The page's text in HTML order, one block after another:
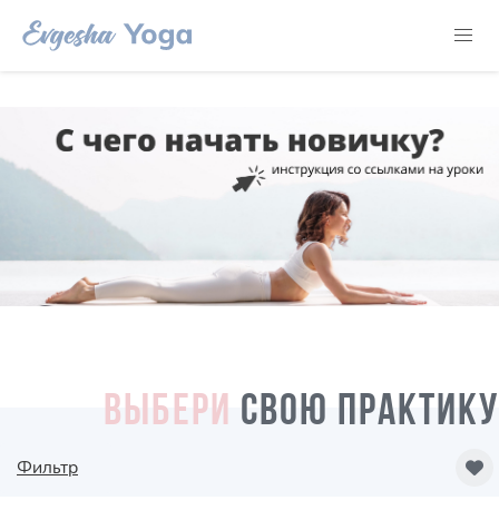
ВЫБЕРИ СВОЮ ПРАКТИКУ
Фильтр